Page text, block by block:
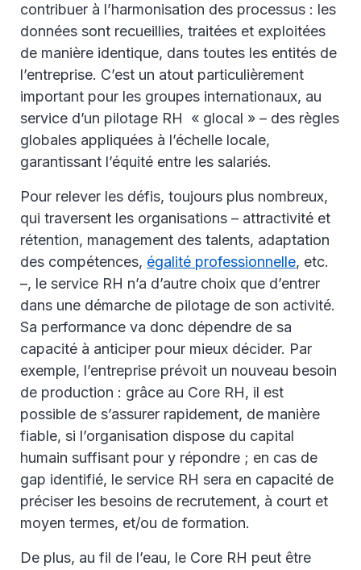
contribuer à l’harmonisation des processus : les
données sont recueillies, traitées et exploitées
de manière identique, dans toutes les entités de
l’entreprise. C’est un atout particulièrement
important pour les groupes internationaux, au
service d’un pilotage RH « glocal » – des règles
globales appliquées à l’échelle locale,
garantissant l’équité entre les salariés.
Pour relever les défis, toujours plus nombreux,
qui traversent les organisations – attractivité et
rétention, management des talents, adaptation
des compétences, égalité professionnelle, etc.
–, le service RH n’a d’autre choix que d’entrer
dans une démarche de pilotage de son activité.
Sa performance va donc dépendre de sa
capacité à anticiper pour mieux décider. Par
exemple, l’entreprise prévoit un nouveau besoin
de production : grâce au Core RH, il est
possible de s’assurer rapidement, de manière
fiable, si l’organisation dispose du capital
humain suffisant pour y répondre ; en cas de
gap identifié, le service RH sera en capacité de
préciser les besoins de recrutement, à court et
moyen termes, et/ou de formation.
De plus, au fil de l’eau, le Core RH peut être